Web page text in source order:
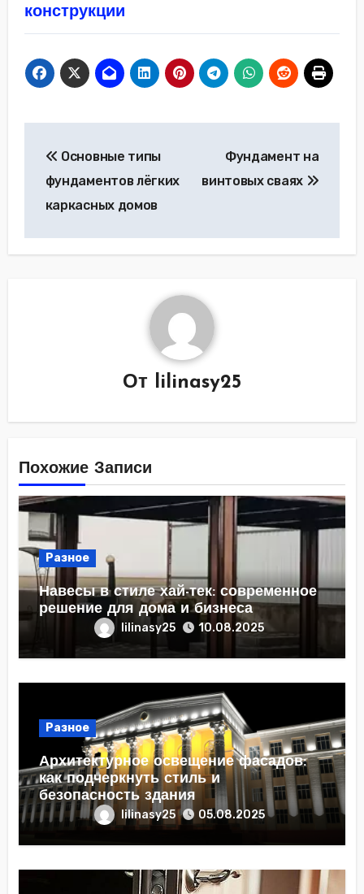
конструкции
по
записям
Основные типы
фундаментов лёгких
каркасных домов
Фундамент на
винтовых сваях
От lilinasy25
Похожие Записи
Разное
Навесы в стиле хай-тек: современное
решение для дома и бизнеса
lilinasy25 10.08.2025
Разное
Архитектурное освещение фасадов:
как подчеркнуть стиль и
безопасность здания
lilinasy25 05.08.2025